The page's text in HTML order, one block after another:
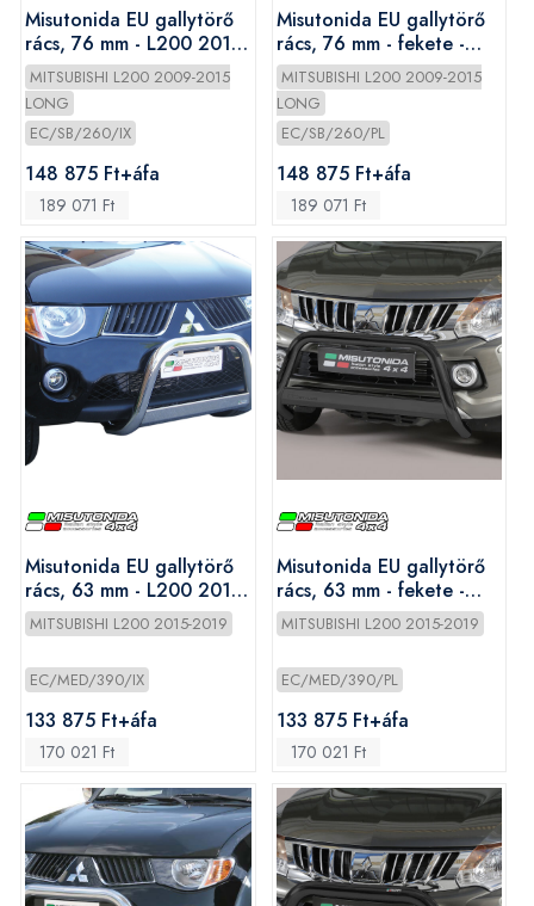
Misutonida EU gallytörő
rács, 76 mm - L200 2010-
2014
MITSUBISHI L200 2009-2015
LONG
EC/SB/260/IX
148 875 Ft+áfa
189 071 Ft
Misutonida EU gallytörő
rács, 76 mm - fekete -
L200 2010-2014
MITSUBISHI L200 2009-2015
LONG
EC/SB/260/PL
148 875 Ft+áfa
189 071 Ft
Misutonida EU gallytörő
rács, 63 mm - L200 2015-
2019
MITSUBISHI L200 2015-2019
EC/MED/390/IX
133 875 Ft+áfa
170 021 Ft
Misutonida EU gallytörő
rács, 63 mm - fekete -
L200 2015-2019
MITSUBISHI L200 2015-2019
EC/MED/390/PL
133 875 Ft+áfa
170 021 Ft